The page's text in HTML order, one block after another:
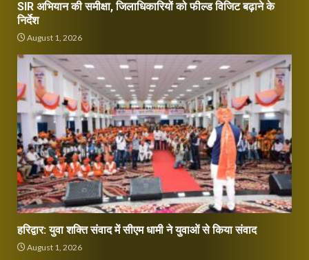
SIR अभियान की समीक्षा, जिलाधिकारियों को फील्ड विजिट बढ़ाने के
निर्देश
August 1, 2026
हरिद्वार: युवा शक्ति संवाद में सीएम धामी ने युवाओं से किया संवाद
August 1, 2026